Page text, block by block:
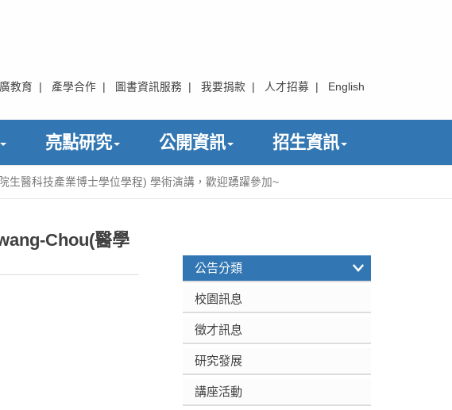
教育 產學合作 圖書資訊服務 我要捐款 人才招募 English
亮點研究 公開資訊 招生資訊
生醫科技產業博士學位學程) 學術演講，歡迎踴躍參加~
Chou(醫學
公告分類
校園訊息
徵才訊息
研究發展
講座活動